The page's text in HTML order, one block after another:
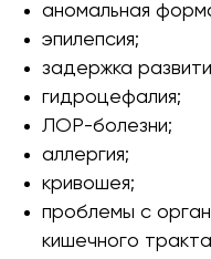
аномальная
эпилепсия;
задержка
гидроцефалия;
ЛОР-болезни;
аллергия;
кривошея;
проблемы с
кишечного